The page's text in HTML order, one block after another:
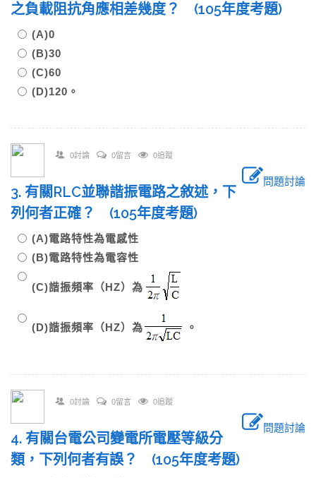
之負載阻抗角應相差幾度？ (105年度考題)
(A)0
(B)30
(C)60
(D)120。
0討論 0留言 0追蹤
問題討論
3. 有關RLC並聯諧振電路之敘述，下
列何者正確？ (105年度考題)
(A)電路特性為電感性
(B)電路特性為電容性
(C)諧振頻率（HZ）為
(D)諧振頻率（HZ）為 。
0討論 0留言 0追蹤
問題討論
4. 有關台電公司變電所電壓等級分
類，下列何者有誤？ (105年度考題)